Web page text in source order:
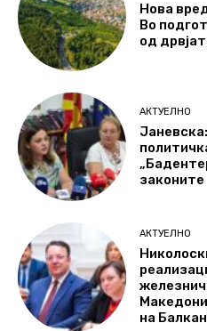
Нова
Во
од
АКТУЕЛНО
законите
АКТУЕЛНО
на